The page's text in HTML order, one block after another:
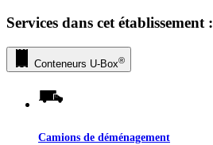
Services dans cet établissement :
Conteneurs U-Box®
Camions de déménagement